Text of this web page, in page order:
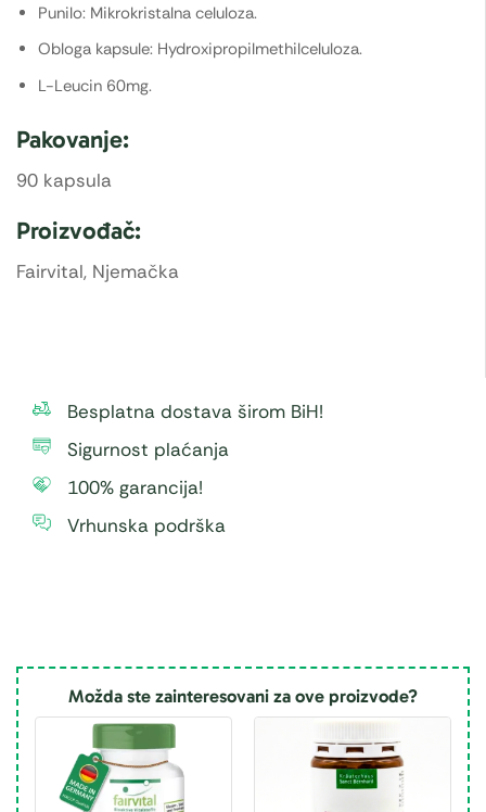
Punilo: Mikrokristalna celuloza.
Obloga kapsule: Hydroxipropilmethilceluloza.
L-Leucin 60mg.
Pakovanje:
90 kapsula
Proizvođač:
Fairvital, Njemačka
Besplatna dostava širom BiH!
Sigurnost plaćanja
100% garancija!
Vrhunska podrška
Možda ste zainteresovani za ove proizvode?